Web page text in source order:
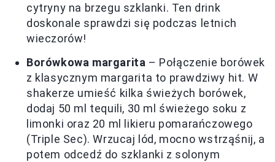
cytryny na brzegu szklanki. Ten drink
doskonale sprawdzi się podczas letnich
wieczorów!
Borówkowa margarita – Połączenie borówek
z klasycznym margarita to prawdziwy hit. W
shakerze umieść kilka świeżych borówek,
dodaj 50 ml tequili, 30 ml świeżego soku z
limonki oraz 20 ml likieru pomarańczowego
(Triple Sec). Wrzucaj lód, mocno wstrząśnij, a
potem odcedź do szklanki z solonym